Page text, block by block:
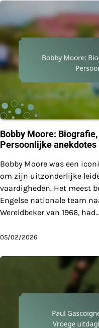
Bobby Moore:
Persoonlijke anekdotes
Bobby Moore was een
om zijn uitzonderlijke
vaardigheden. Het meest
Engelse nationale team
Wereldbeker van 1966,
05/02/2026